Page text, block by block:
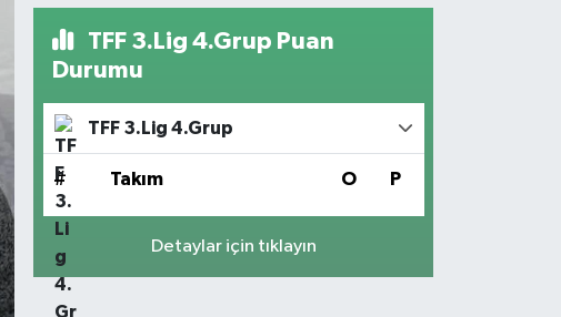
TFF 3.Lig 4.Grup Puan
Durumu
TFF 3.Lig 4.Grup
# Takım O P
Detaylar için tıklayın